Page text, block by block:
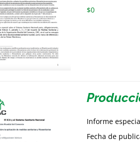
$0
Informe
Fecha de